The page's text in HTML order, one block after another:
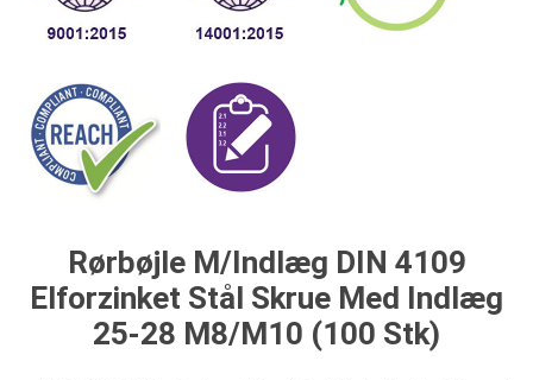
Rørbøjle M/Indlæg DIN 4109
Elforzinket Stål Skrue Med Indlæg
25-28 M8/M10 (100 Stk)